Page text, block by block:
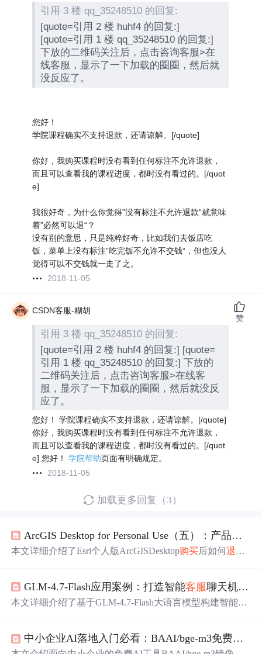
引用 3 楼 qq_35248510 的回复:
[quote=引用 2 楼 huhf4 的回复:]
[quote=引用 1 楼 qq_35248510 的回复:]
下放的二维码关注后，点击咨询客服>在
线客服，显示了一下加载的圈圈，然后就
没反应了。
您好！
学院课程确实不支持退款，还请谅解。[/quote]
你好，我购买课程时没有看到任何标注不允许退款，
而且可以查看我的课程进度，都时没有看过的。[/quot
e]
我很好奇，为什么你觉得”没有标注不允许退款“就意味
着”必然可以退“？
没有别的意思，只是纯粹好奇，比如我们去饭店吃
饭，菜单上没有标注”吃完饭不允许不交钱“，但也没人
觉得可以不交钱就一走了之。
2018-11-05
CSDN客服-糊胡
引用 3 楼 qq_35248510 的回复:
[quote=引用 2 楼 huhf4 的回复:] [quote=
引用 1 楼 qq_35248510 的回复:] 下放的
二维码关注后，点击咨询客服>在线客
服，显示了一下加载的圈圈，然后就没反
应了。
您好！ 学院课程确实不支持退款，还请谅解。[/quote]
你好，我购买课程时没有看到任何标注不允许退款，
而且可以查看我的课程进度，都时没有看过的。[/quot
e] 您好！学院帮助页面有明确规定。
2018-11-05
赞
加载更多回复（3）
ArcGIS Desktop for Personal Use（五）：产品
退
本文详细介绍了Esri个人版ArcGISDesktop购买后如何退 款
用配额、汇率差异等。
GLM-4.7-Flash应用案例：打造智能客服聊天机器人
本文详细介绍了基于GLM-4.7-Flash大语言模型构建智能客
库构建与检索、对话处理引擎设计及Web API封装，并提
出向量数据库优化、缓存策略、多模型容灾等关键技术优
中小企业AI落地入门必看：BAAI/bge-m3免费镜像快速上手